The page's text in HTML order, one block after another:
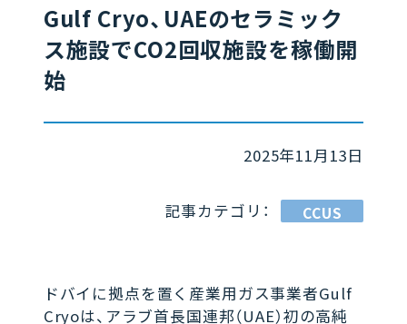
Gulf Cryo、UAEのセラミック
ス施設でCO2回収施設を稼働開
始
2025年11月13日
記事カテゴリ： CCUS
ドバイに拠点を置く産業用ガス事業者Gulf
Cryoは、アラブ首長国連邦（UAE）初の高純